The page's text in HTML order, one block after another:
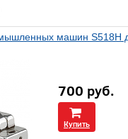
машин S518H
700 руб.
Купить